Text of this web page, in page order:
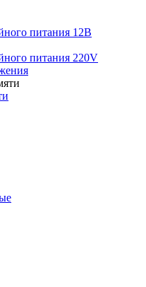
питания 12В
питания 220V